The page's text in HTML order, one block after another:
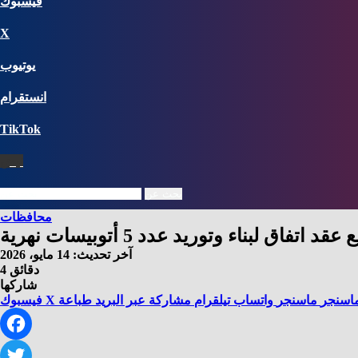
X
يوتيوب
انستقرام
‫TikTok
محافظات
آخر تحديث: 14 مايو، 2026
4 دقائق
شاركها
فيسبوك X ماسنجر واتساب تيلقرام مشاركة عبر البريد طباعة